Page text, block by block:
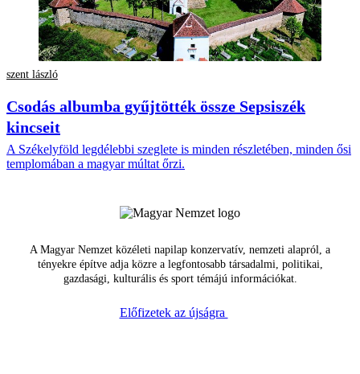
szent lászló
Csodás albumba gyűjtötték össze Sepsiszék
kincseit
A Székelyföld legdélebbi szeglete is minden részletében, minden ősi
templomában a magyar múltat őrzi.
A Magyar Nemzet közéleti napilap konzervatív, nemzeti alapról, a
tényekre építve adja közre a legfontosabb társadalmi, politikai,
gazdasági, kulturális és sport témájú információkat.
Előfizetek az újságra